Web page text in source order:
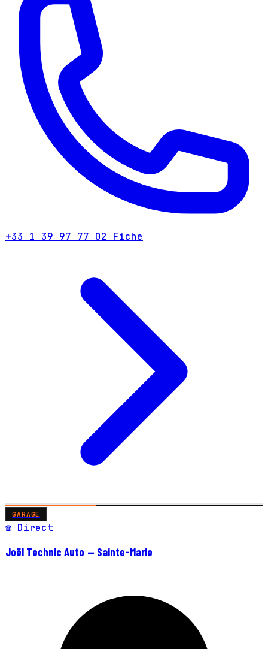
+33 1 39 97 77 02 Fiche
GARAGE
☎ Direct
Joël Technic Auto — Sainte-Marie